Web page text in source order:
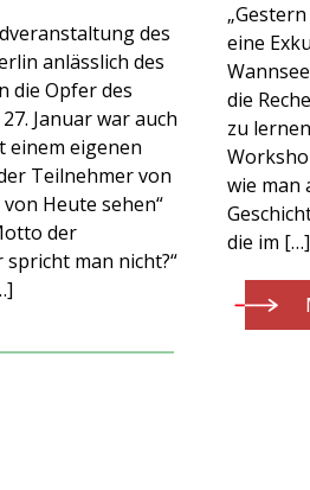
des
anlässlich des
die Opfer des
Januar war auch
einem eigenen
Teilnehmer von
Heute sehen“
der
man nicht?“
eine
die
zu
wie man
die im […]